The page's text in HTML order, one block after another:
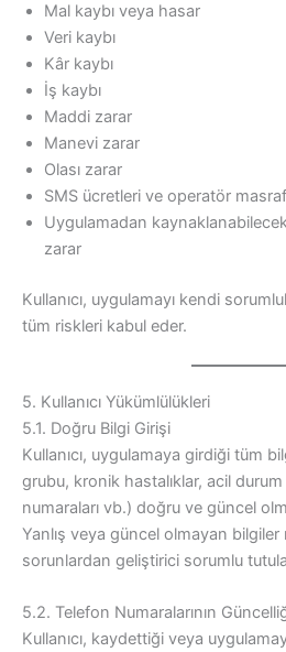
Mal kaybı veya hasar
Veri kaybı
Kâr kaybı
İş kaybı
Maddi zarar
Manevi zarar
Olası zarar
SMS ücretleri ve operatör
Uygulamadan
zarar
Kullanıcı, uygulamayı kendi
tüm riskleri kabul eder.
5. Kullanıcı Yükümlülükleri
5.1. Doğru Bilgi Girişi
Kullanıcı, uygulamaya girdiği tüm
grubu, kronik hastalıklar, acil
numaraları vb.) doğru ve güncel
Yanlış veya güncel olmayan
sorunlardan geliştirici sorumlu
5.2. Telefon Numaralarının
Kullanıcı, kaydettiği veya